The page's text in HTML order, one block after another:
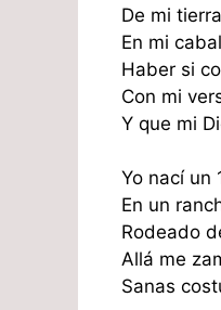
De mi
En mi
Haber si
Con mi
Y que mi
Yo nací un
En un
Rodeado
Allá me
Sanas